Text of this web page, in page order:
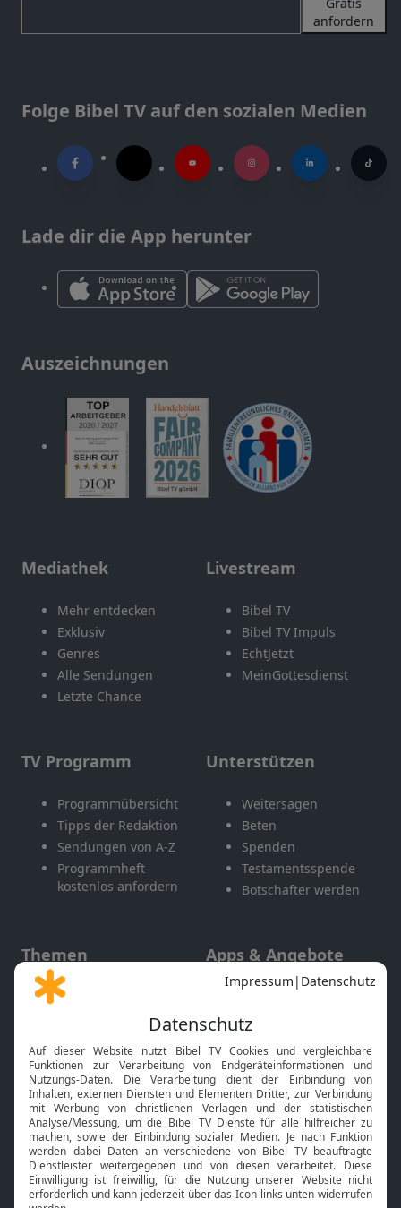
anfordern
Folge Bibel TV auf den sozialen Medien
Lade dir die App herunter
Auszeichnungen
Mediathek
Mehr entdecken
Exklusiv
Genres
Alle Sendungen
Letzte Chance
Livestream
Bibel TV
Bibel TV Impuls
EchtJetzt
MeinGottesdienst
TV Programm
Programmübersicht
Tipps der Redaktion
Sendungen von A-Z
Programmheft
kostenlos anfordern
Unterstützen
Weitersagen
Beten
Spenden
Testamentsspende
Botschafter werden
Themen
Gott und Bibel erklärt
Neuigkeiten
Apps & Angebote
Mobile App
Smart TV
HbbTV
Bibelthek Online-Bibel
Nächster Gottesdienst
Bibel TV Service